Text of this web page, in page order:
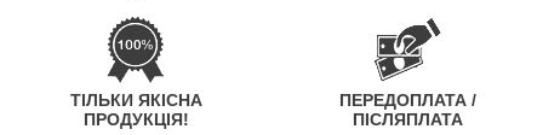
ТІЛЬКИ ЯКІСНА
ПРОДУКЦІЯ!
ПЕРЕДОПЛАТА /
ПІСЛЯПЛАТА